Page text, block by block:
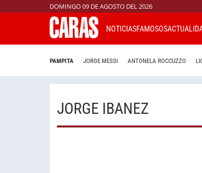
DOMINGO 09 DE AGOSTO DEL 2026
NOTICIASFAMOSOS
PAMPITA JORGE MESSI ANTONELA ROCCUZZO
JORGE IBANEZ